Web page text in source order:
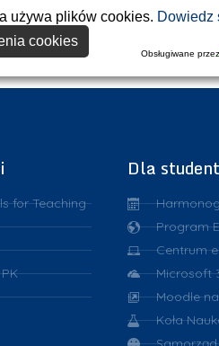
for Teaching
Dla
Program
Centrum
Microsoft
Moodle
Koła
używa plików cookies. Dowiedz
cookies
Obsługiwane przez